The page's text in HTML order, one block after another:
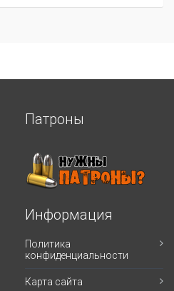
Патроны
Информация
Политика
конфиденциальности
Карта сайта